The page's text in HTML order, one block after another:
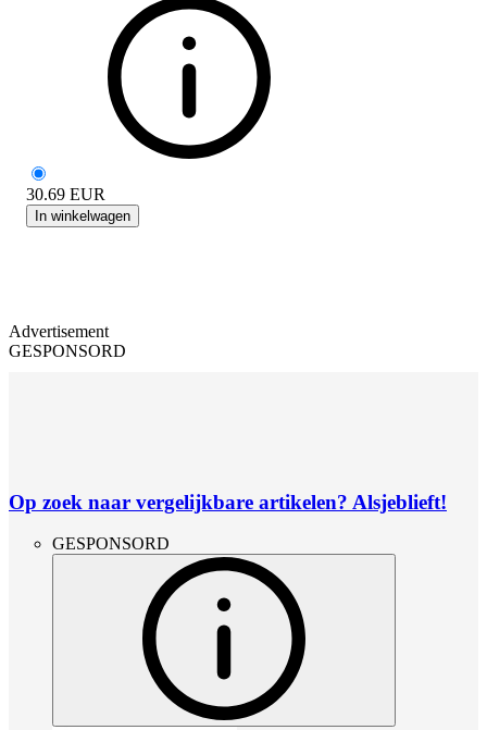
30.69 EUR
In winkelwagen
Advertisement
GESPONSORD
Op zoek naar vergelijkbare artikelen? Alsjeblieft!
GESPONSORD